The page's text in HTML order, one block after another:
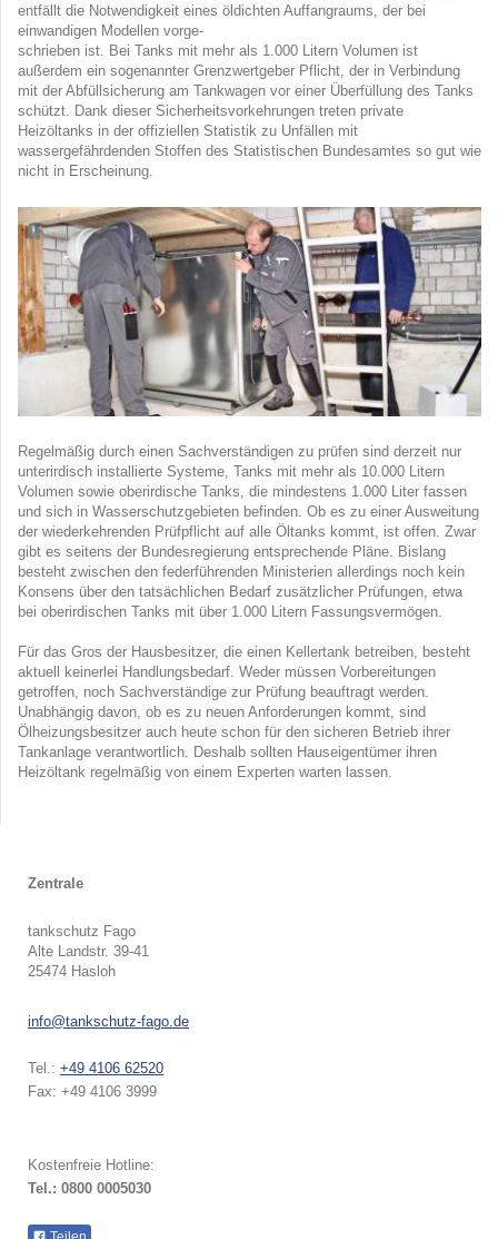
entfällt die Notwendigkeit eines öldichten Auffangraums, der bei
einwandigen Modellen vorge-
schrieben ist. Bei Tanks mit mehr als 1.000 Litern Volumen ist
außerdem ein sogenannter Grenzwertgeber Pflicht, der in Verbindung
mit der Abfüllsicherung am Tankwagen vor einer Überfüllung des Tanks
schützt. Dank dieser Sicherheitsvorkehrungen treten private
Heizöltanks in der offiziellen Statistik zu Unfällen mit
wassergefährdenden Stoffen des Statistischen Bundesamtes so gut wie
nicht in Erscheinung.
Regelmäßig durch einen Sachverständigen zu prüfen sind derzeit nur
unterirdisch installierte Systeme, Tanks mit mehr als 10.000 Litern
Volumen sowie oberirdische Tanks, die mindestens 1.000 Liter fassen
und sich in Wasserschutzgebieten befinden. Ob es zu einer Ausweitung
der wiederkehrenden Prüfpflicht auf alle Öltanks kommt, ist offen. Zwar
gibt es seitens der Bundesregierung entsprechende Pläne. Bislang
besteht zwischen den federführenden Ministerien allerdings noch kein
Konsens über den tatsächlichen Bedarf zusätzlicher Prüfungen, etwa
bei oberirdischen Tanks mit über 1.000 Litern Fassungsvermögen.
Für das Gros der Hausbesitzer, die einen Kellertank betreiben, besteht
aktuell keinerlei Handlungsbedarf. Weder müssen Vorbereitungen
getroffen, noch Sachverständige zur Prüfung beauftragt werden.
Unabhängig davon, ob es zu neuen Anforderungen kommt, sind
Ölheizungsbesitzer auch heute schon für den sicheren Betrieb ihrer
Tankanlage verantwortlich. Deshalb sollten Hauseigentümer ihren
Heizöltank regelmäßig von einem Experten warten lassen.
Zentrale
tankschutz Fago
Alte Landstr. 39-41
25474 Hasloh
info@tankschutz-fago.de
Tel.: +49 4106 62520
Fax: +49 4106 3999
Kostenfreie Hotline:
Tel.: 0800 0005030